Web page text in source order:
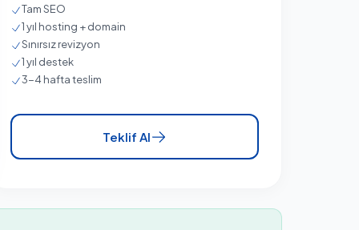
Tam SEO
1 yıl hosting + domain
Sınırsız revizyon
1 yıl destek
3-4 hafta teslim
Teklif Al